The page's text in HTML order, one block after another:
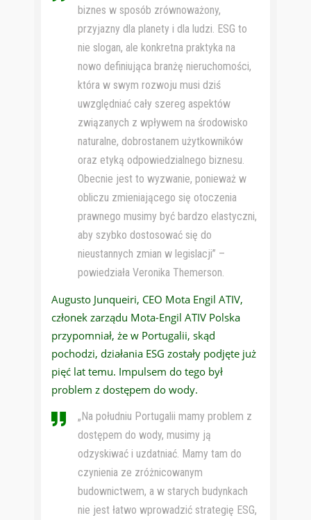
biznes w sposób zrównoważony,
przyjazny dla planety i dla ludzi. ESG to
nie slogan, ale konkretna praktyka na
nowo definiująca branżę nieruchomości,
która w swym rozwoju musi dziś
uwzględniać cały szereg aspektów
związanych z wpływem na środowisko
naturalne, dobrostanem użytkowników
oraz etyką odpowiedzialnego biznesu.
Obecnie jest to wyzwanie, ponieważ w
obliczu zmieniającego się otoczenia
prawnego musimy być bardzo elastyczni,
aby szybko dostosować się do
nieustannych zmian w legislacji” –
powiedziała Veronika Themerson.
Augusto Junqueiri, CEO Mota Engil ATIV,
członek zarządu Mota-Engil ATIV Polska
przypomniał, że w Portugalii, skąd
pochodzi, działania ESG zostały podjęte już
pięć lat temu. Impulsem do tego był
problem z dostępem do wody.
„Na południu Portugalii mamy problem z
dostępem do wody, musimy ją
odzyskiwać i uzdatniać. Mamy tam do
czynienia ze zróżnicowanym
budownictwem, a w starych budynkach
nie jest łatwo wprowadzić strategię ESG,